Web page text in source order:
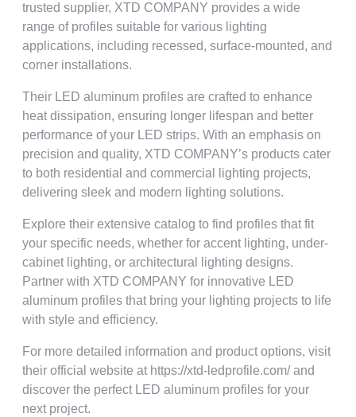
trusted supplier, XTD COMPANY provides a wide
range of profiles suitable for various lighting
applications, including recessed, surface-mounted, and
corner installations.
Their LED aluminum profiles are crafted to enhance
heat dissipation, ensuring longer lifespan and better
performance of your LED strips. With an emphasis on
precision and quality, XTD COMPANY’s products cater
to both residential and commercial lighting projects,
delivering sleek and modern lighting solutions.
Explore their extensive catalog to find profiles that fit
your specific needs, whether for accent lighting, under-
cabinet lighting, or architectural lighting designs.
Partner with XTD COMPANY for innovative LED
aluminum profiles that bring your lighting projects to life
with style and efficiency.
For more detailed information and product options, visit
their official website at https://xtd-ledprofile.com/ and
discover the perfect LED aluminum profiles for your
next project.